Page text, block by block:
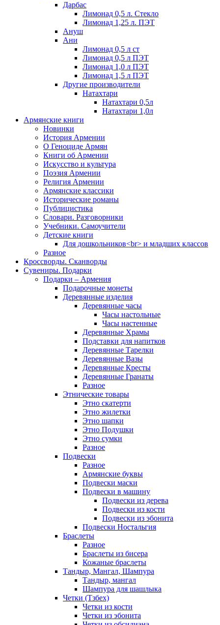
Дарбас
Лимонад 0,5 л. Стекло
Лимонад 1,25 л. ПЭТ
Ануш
Ани
Лимонад 0,5 л ст
Лимонад 0,5 л ПЭТ
Лимонад 1,0 л ПЭТ
Лимонад 1,5 л ПЭТ
Другие производители
Натахтари
Натахтари 0,5л
Натахтари 1,0л
Армянские книги
Новинки
История Армении
О Геноциде Армян
Книги об Армении
Иcкусство и культура
Поэзия Армении
Религия Армении
Армянские классики
Исторические романы
Публицистика
Словари. Разговорники
Учебники. Самоучители
Детские книги
Для дошкольников<br> и младших классов
Разное
Кроссворды. Сканворды
Сувениры. Подарки
Подарки – Армения
Подарочные монеты
Деревянные изделия
Деревянные часы
Часы настольные
Часы настенные
Деревянные Храмы
Подставки для напитков
Деревянные Тарелки
Деревянные Вазы
Деревянные Кресты
Деревянные Гранаты
Разное
Этнические товары
Этно скатерти
Этно жилетки
Этно шапки
Этно Подушки
Этно сумки
Разное
Подвески
Разное
Армянские буквы
Подвески маски
Подвески в машину
Подвески из дерева
Подвески из кости
Подвески из эбонита
Подвески Ностальгия
Браслеты
Разное
Браслеты из бисера
Кожаные браслеты
Тандыр, Мангал, Шампура
Тандыр, мангал
Шампура для шашлыка
Четки (Тзбех)
Четки из кости
Четки из эбонита